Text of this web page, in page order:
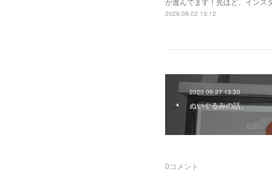
2026.08.02 13:12
2020.09.27 13:20
ぬいぐるみの話。
0コメント